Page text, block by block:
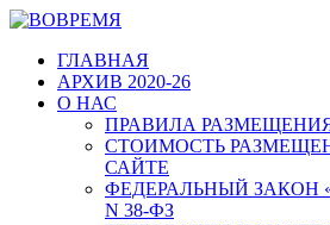
ГЛАВНАЯ
АРХИВ 2020-26
О НАС
ПРАВИЛА
СТОИМОСТЬ
САЙТЕ
ФЕДЕРАЛЬНЫЙ ЗАКОН
N 38-ФЗ